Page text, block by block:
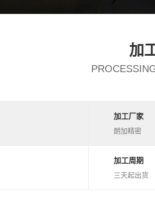
加
加工厂家
朗加精密
加工周期
三天起出货